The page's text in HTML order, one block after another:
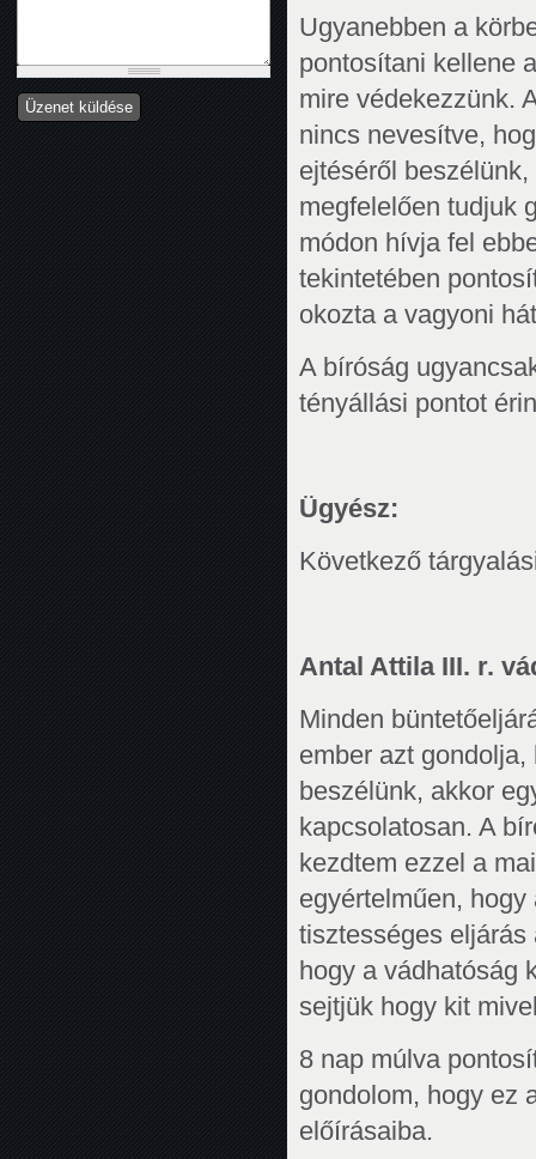
Ugyanebben a
pontosítani kellene
mire védekezzünk.
nincs nevesítve,
ejtéséről
megfelelően tudjuk
módon hívja fel
tekintetében
okozta a vagyoni
A bíróság
tényállási pontot
Ügyész:
Következő
Antal Attila III. r.
Minden
ember azt
beszélünk, akkor
kapcsolatosan. A
kezdtem ezzel a
egyértelműen,
tisztességes eljárás
hogy a vádhatóság
sejtjük hogy kit
8 nap múlva
gondolom, hogy ez
előírásaiba.